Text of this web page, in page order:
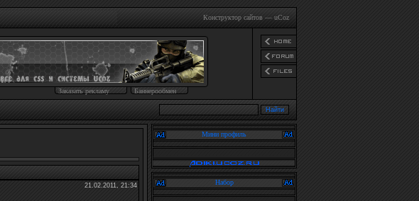
Конструктор сайтов — uCoz
Баннерообмен
Заказать рекламу
21.02.2011, 21:34
Мини профиль
Набор